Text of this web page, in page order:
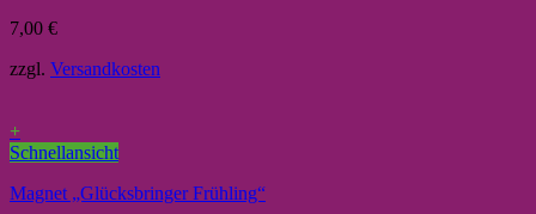
7,00 €
zzgl. Versandkosten
+
Schnellansicht
Magnet „Glücksbringer Frühling“